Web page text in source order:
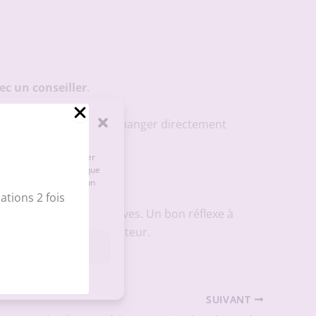
cookies pour stocker
des données telles que
peut avoir un
2 fois
un conseiller.
avant d’échanger directement
administratives. Un bon réflexe à
statut d’artiste-auteur.
SUIVANT